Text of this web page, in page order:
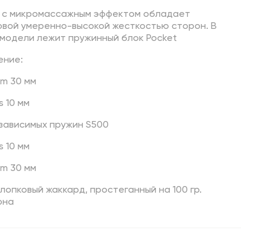
микромассажным эффектом обладает
умеренно-высокой жесткостью сторон. В
лежит пружинный блок Pocket
30 мм
10 мм
пружин S500
10 мм
30 мм
жаккард, простеганный на 100 гр.